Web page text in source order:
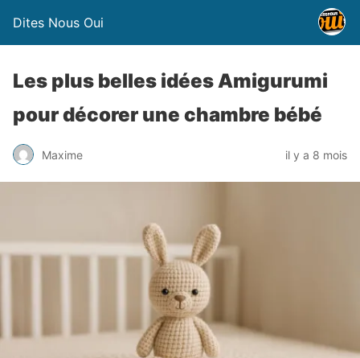
Dites Nous Oui
Les plus belles idées Amigurumi
pour décorer une chambre bébé
Maxime il y a 8 mois